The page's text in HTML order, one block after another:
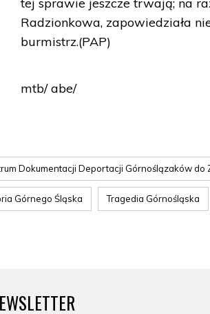
Radzionkowa, zapowiedziała
burmistrz.(PAP)
mtb/ abe/
Dokumentacji Deportacji Górnoślązaków do
Górnego Śląska Tragedia Górnośląska